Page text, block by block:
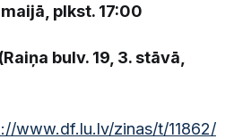
plkst. 17:00
bulv. 19, 3. stāvā,
www.df.lu.lv/zinas/t/11862/